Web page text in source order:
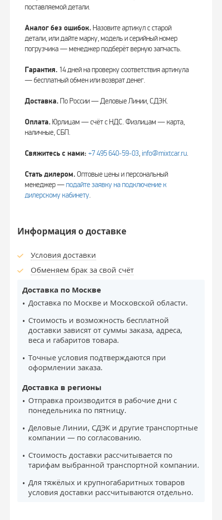
поставляемой детали.
Аналог без ошибок.Назовите артикул с старой
детали, или дайте марку, модель и серийный номер
погрузчика — менеджер подберёт верную запчасть.
Гарантия. 14 дней на проверку соответствия артикула
— бесплатный обмен или возврат денег.
Доставка.По России — Деловые Линии, СДЭК.
Оплата. Юрлицам — счёт с НДС. Физлицам — карта,
наличные, СБП.
Свяжитесь с нами: +7 495 640‑59‑03, info@mixtcar.ru.
Стать дилером.Оптовые цены и персональный
менеджер —подайте заявку на подключение к
дилерскому кабинету.
Информация о доставке
Условия доставки
Обменяем брак за свой счёт
Доставка по Москве
Доставка по Москве и Московской области.
Стоимость и возможность бесплатной
доставки зависят от суммы заказа, адреса,
веса и габаритов товара.
Точные условия подтверждаются при
оформлении заказа.
Доставка в регионы
Отправка производится в рабочие дни с
понедельника по пятницу.
Деловые Линии, СДЭК и другие транспортные
компании — по согласованию.
Стоимость доставки рассчитывается по
тарифам выбранной транспортной компании.
Для тяжёлых и крупногабаритных товаров
условия доставки рассчитываются отдельно.